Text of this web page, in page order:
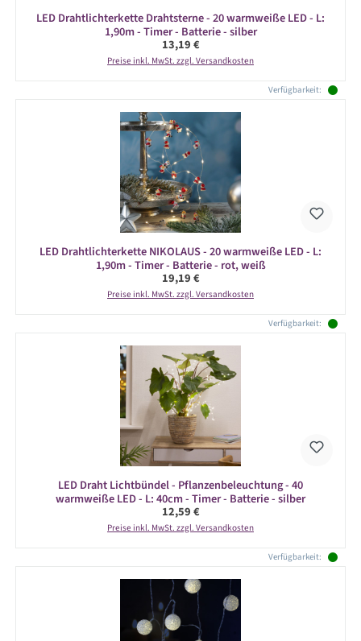
LED Drahtlichterkette Drahtsterne - 20 warmweiße LED - L:
1,90m - Timer - Batterie - silber
Regulärer Preis:
13,19 €
Preise inkl. MwSt. zzgl. Versandkosten
Verfügbarkeit:
LED Drahtlichterkette NIKOLAUS - 20 warmweiße LED - L:
1,90m - Timer - Batterie - rot, weiß
Regulärer Preis:
19,19 €
Preise inkl. MwSt. zzgl. Versandkosten
Verfügbarkeit:
LED Draht Lichtbündel - Pflanzenbeleuchtung - 40
warmweiße LED - L: 40cm - Timer - Batterie - silber
Regulärer Preis:
12,59 €
Preise inkl. MwSt. zzgl. Versandkosten
Verfügbarkeit: